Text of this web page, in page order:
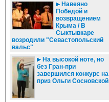
Навеяно
Победой и
возвращением
Крыма / В
Сыктывкаре
возродили "Севастопольский
вальс"
На высокой ноте, но
без Гран-при
завершился конкурс на
приз Ольги Сосновской